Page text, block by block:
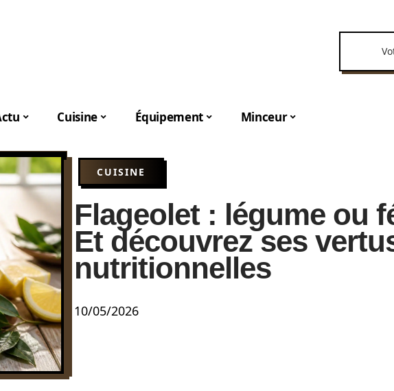
Cuisine Équipement Minceur
CUISINE
Flageolet : légume ou
Et découvrez ses
nutritionnelles
10/05/2026